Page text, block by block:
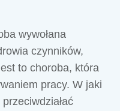
wywołana
czynników,
to choroba, która
pracy. W jaki